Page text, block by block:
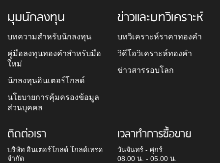
มุมนักลงทุน
บทความสำหรับนักลงทุน
คู่มือลงทุนทองคำสำหรับมือ
ใหม่
นักลงทุนอินเตอร์โกลด์
นโยบายการคุ้มครองข้อมูล
ส่วนบุคคล
ข่าวและบทวิเคราะห์
บทวิเคราะห์ราคาทองคำ
วิดีโอวิเคราะห์ทองคำ
ข่าวสารรอบโลก
ติดต่อเรา
บริษัท อินเตอร์โกลด์ โกลด์เทรด
จำกัด
เวลาทำการซื้อขาย
วันจันทร์ - ศุกร์
08.00 น. - 05.00 น.